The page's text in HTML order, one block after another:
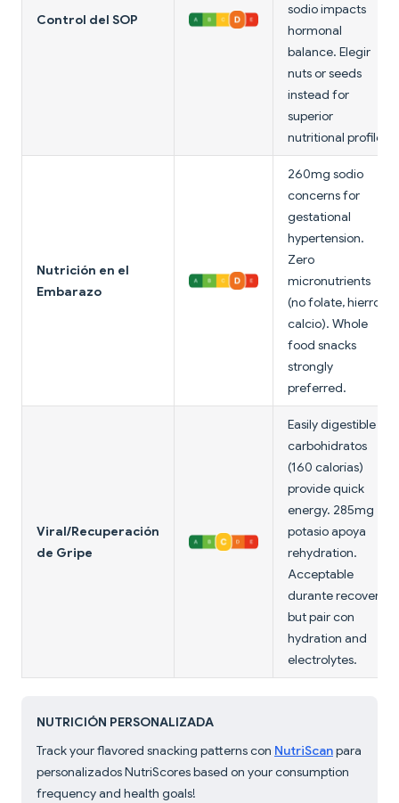
Control del SOP
sodio impacts
hormonal
balance. Elegir
nuts or seeds
instead for
superior
nutritional profile.
Nutrición en el
Embarazo
260mg sodio
concerns for
gestational
hypertension.
Zero
micronutrients
(no folate, hierro,
calcio). Whole
food snacks
strongly
preferred.
Viral/Recuperación
de Gripe
Easily digestible
carbohidratos
(160 calorías)
provide quick
energy. 285mg
potasio apoya
rehydration.
Acceptable
durante recovery
but pair con
hydration and
electrolytes.
NUTRICIÓN PERSONALIZADA
Track your flavored snacking patterns con NutriScanpara
personalizados NutriScores based on your consumption
frequency and health goals!